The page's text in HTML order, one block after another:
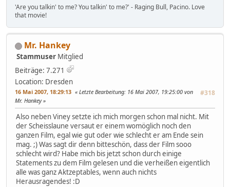
'Are you talkin' to me? You talkin' to me?' - Raging Bull, Pacino. Love
that movie!
Mr. Hankey
Stammuser Mitglied
Beiträge: 7.271
Location: Dresden
16 Mai 2007, 18:29:13 #318
Letzte Bearbeitung: 16 Mai 2007, 19:25:00 von
Mr. Hankey
Also neben Viney setzte ich mich morgen schon mal nicht. Mit
der Scheisslaune versaut er einem womöglich noch den
ganzen Film, egal wie gut oder wie schlecht er am Ende sein
mag. ;) Was sagt dir denn bitteschön, dass der Film sooo
schlecht wird? Habe mich bis jetzt schon durch einige
Statements zu dem Film gelesen und die verheißen eigentlich
alle was ganz Aktzeptables, wenn auch nichts
Herausragendes! :D